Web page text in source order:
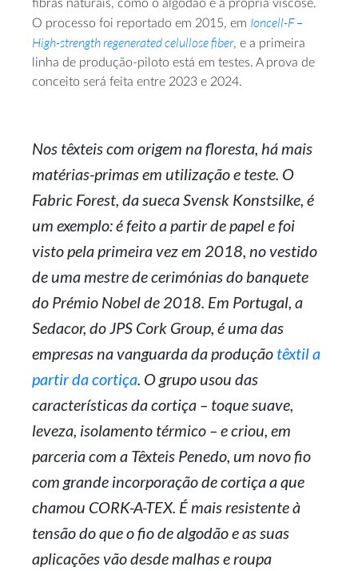
fibras naturais, como o algodão e a própria viscose.
O processo foi reportado em 2015, em Ioncell-F –
High-strength regenerated celullose fiber, e a primeira
linha de produção-piloto está em testes. A prova de
conceito será feita entre 2023 e 2024.
Nos têxteis com origem na floresta, há mais
matérias-primas em utilização e teste. O
Fabric Forest, da sueca Svensk Konstsilke, é
um exemplo: é feito a partir de papel e foi
visto pela primeira vez em 2018, no vestido
de uma mestre de cerimónias do banquete
do Prémio Nobel de 2018. Em Portugal, a
Sedacor, do JPS Cork Group, é uma das
empresas na vanguarda da produção têxtil a
partir da cortiça. O grupo usou das
características da cortiça – toque suave,
leveza, isolamento térmico – e criou, em
parceria com a Têxteis Penedo, um novo fio
com grande incorporação de cortiça a que
chamou CORK-A-TEX. É mais resistente à
tensão do que o fio de algodão e as suas
aplicações vão desde malhas e roupa